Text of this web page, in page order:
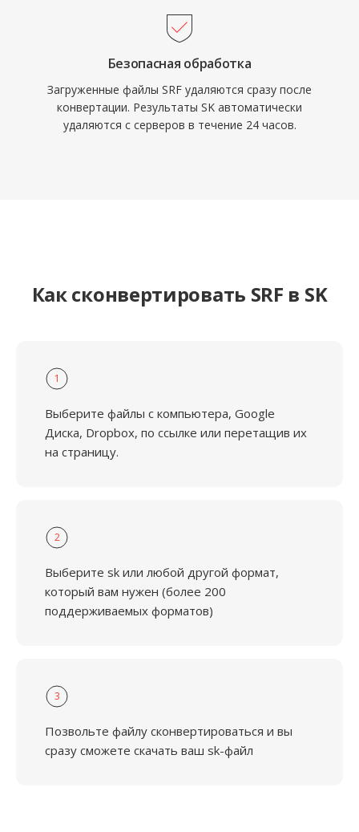
Безопасная обработка
Загруженные файлы SRF удаляются сразу после
конвертации. Результаты SK автоматически
удаляются с серверов в течение 24 часов.
Как сконвертировать SRF в SK
1
Выберите файлы с компьютера, Google
Диска, Dropbox, по ссылке или перетащив их
на страницу.
2
Выберите sk или любой другой формат,
который вам нужен (более 200
поддерживаемых форматов)
3
Позвольте файлу сконвертироваться и вы
сразу сможете скачать ваш sk-файл